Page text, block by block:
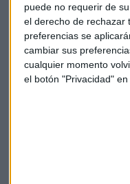
puede no requerir de
el derecho de rechazar
preferencias se
cambiar sus
cualquier momento
el botón "Privacidad"
Autónomos,